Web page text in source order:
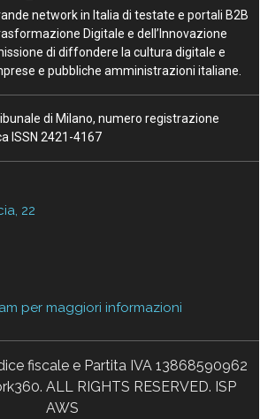
network in Italia di testate e portali B2B
Digitale e dell’Innovazione
di diffondere la cultura digitale e
e pubbliche amministrazioni italiane.
di Milano, numero registrazione
ISSN 2421-4167
22
per maggiori informazioni
fiscale e Partita IVA 13868590962
ALL RIGHTS RESERVED. ISP
AWS